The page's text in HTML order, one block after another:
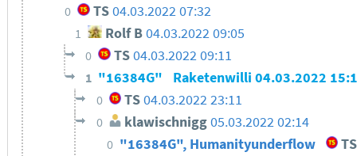
0 TS04.03.2022 07:32
1 Rolf B04.03.2022 09:05
0 TS04.03.2022 09:11
1 "16384G" Raketenwilli04.03.2022
0 TS04.03.2022 23:11
0 klawischnigg05.03.2022 02:14
0 "16384G", Humanityunderflow TS